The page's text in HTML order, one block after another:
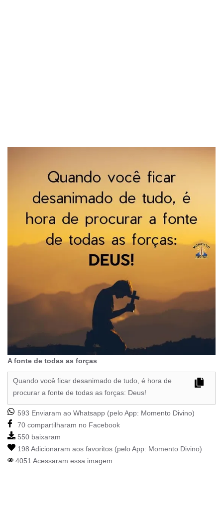
A fonte de todas as forças
Quando você ficar desanimado de tudo, é hora de
procurar a fonte de todas as forças: Deus!
593 Enviaram ao Whatsapp (pelo App: Momento Divino)
70 compartilharam no Facebook
550 baixaram
198 Adicionaram aos favoritos (pelo App: Momento Divino)
4051 Acessaram essa imagem